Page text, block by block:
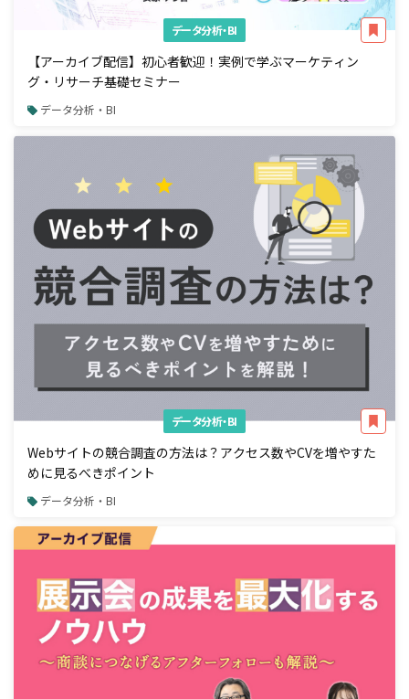
データ分析・BI
【アーカイブ配信】初心者歓迎！実例で学ぶマーケティン
グ・リサーチ基礎セミナー
データ分析・BI
データ分析・BI
Webサイトの競合調査の方法は？アクセス数やCVを増やすた
めに見るべきポイント
データ分析・BI